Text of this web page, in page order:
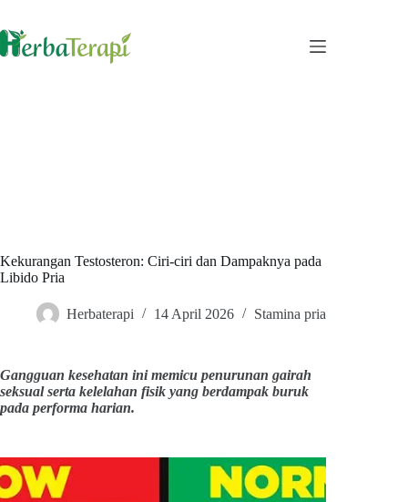
content
Kekurangan Testosteron: Ciri-ciri dan Dampaknya pada
Libido Pria
Herbaterapi 14 April 2026 Stamina pria
Gangguan kesehatan ini memicu penurunan gairah
seksual serta kelelahan fisik yang berdampak buruk
pada performa harian.